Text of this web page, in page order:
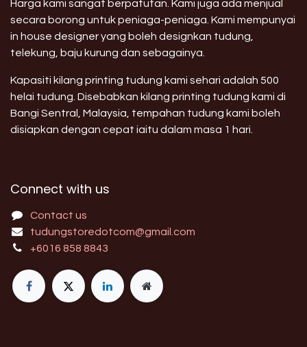
Harga kami sangat berpatutan. Kami juga ada menjual
secara borong untuk peniaga-peniaga. Kami mempunyai
in house designer yang boleh designkan tudung,
telekung, baju kurung dan sebagainya.
Kapasiti kilang printing tudung kami sehari adalah 500
helai tudung. Disebabkan kilang printing tudung kami di
Bangi Sentral, Malaysia, tempahan tudung kami boleh
disiapkan dengan cepat iaitu dalam masa 1 hari.
Connect with us
Contact us
tudungstoredotcom@gmail.com
+6016 858 8843